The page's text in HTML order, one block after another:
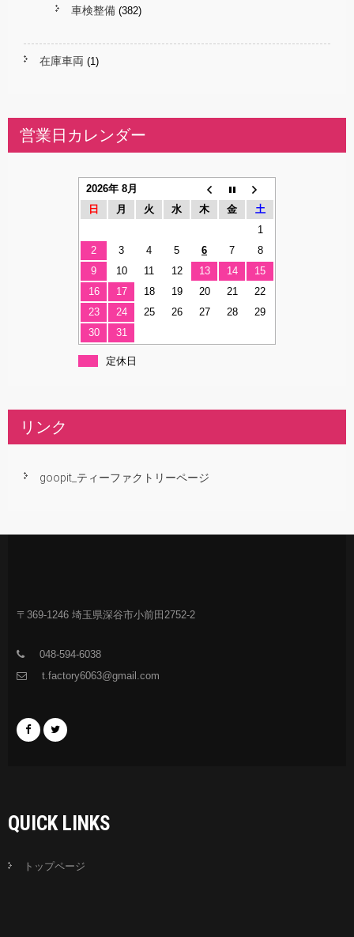
車検整備 (382)
在庫車両 (1)
営業日カレンダー
2026年 8月
日
月 火 水 木 金
土
1
2
3 4 5 6 7
8
9
10 11 12 13 14
15
16
17 18 19 20 21
22
23
24 25 26 27 28
29
30
31
定休日
リンク
goopit_ティーファクトリーページ
〒369-1246 埼玉県深谷市小前田2752-2
048-594-6038
t.factory6063@gmail.com
QUICK LINKS
トップページ